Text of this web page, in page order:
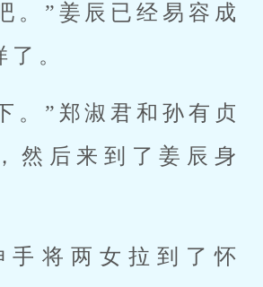
。”姜辰已经易容成
了。
。”郑淑君和孙有贞
然后来到了姜辰身
手将两女拉到了怀